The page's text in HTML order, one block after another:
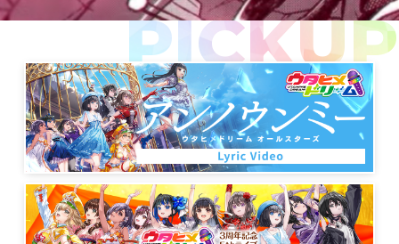
PICKUP